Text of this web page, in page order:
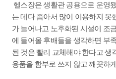
헬스장은 생활관 공용으로 운영
는 데다 좁아서 많이 이용하지 못
가 늘어나고 노후화된 시설이 조
에 들어올 후배들을 생각하면 부
된 것은 빨리 교체해야 한다고 생
용품을 함부로 쓰지 않고 깨끗하